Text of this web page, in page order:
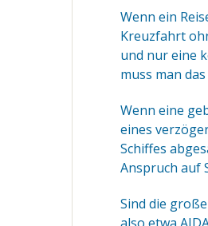
Wenn ein
Kreuzfahrt
und nur eine
muss man
Wenn eine
eines
Schiffes
Anspruch auf
Sind die